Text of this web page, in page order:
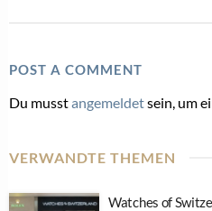
POST A COMMENT
Du musstangemeldetsein, um
VERWANDTE THEMEN
Watches of